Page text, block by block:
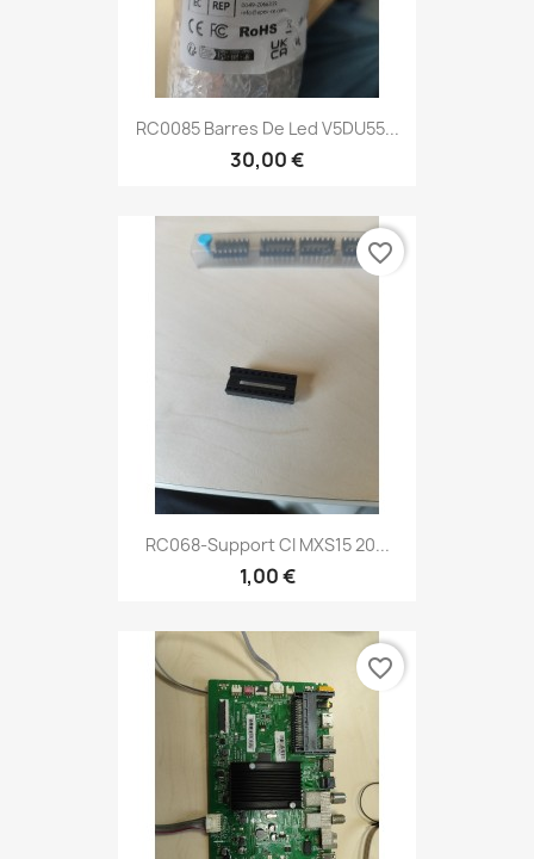
RC0085 Barres De Led V5DU55...
30,00 €
RC068-Support CI MXS15 20...
1,00 €
favorite_border
favorite_border